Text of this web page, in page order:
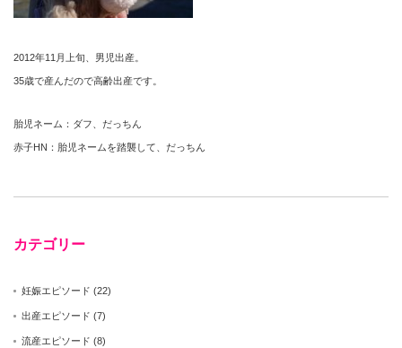
2012年11月上旬、男児出産。
35歳で産んだので高齢出産です。
胎児ネーム：ダフ、だっちん
赤子HN：胎児ネームを踏襲して、だっちん
カテゴリー
妊娠エピソード (22)
出産エピソード (7)
流産エピソード (8)